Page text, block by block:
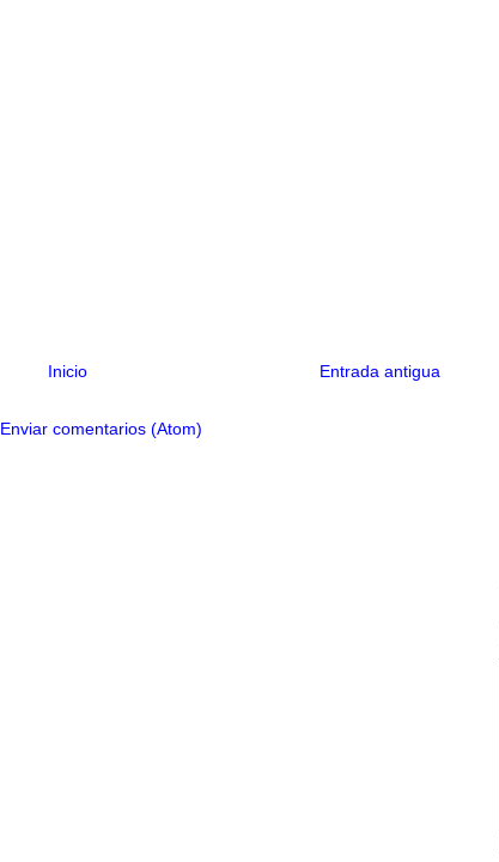
Entrada antigua
Inicio
Enviar comentarios (Atom)